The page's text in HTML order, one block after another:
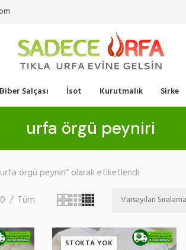
Biber Salçası İsot Kurutmalık Sirke
urfa örgü peyniri
örgü peyniri” olarak etiketlendi
Tüm
STOKTA YOK